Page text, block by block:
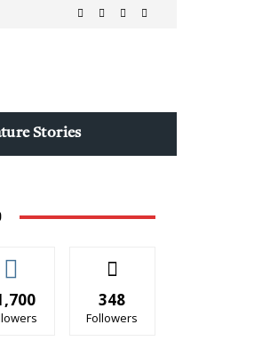
Stories
348
Followers